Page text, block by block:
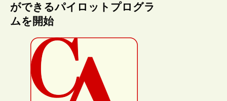
ができるパイロットプログラ
ムを開始